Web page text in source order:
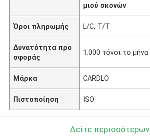
μιού σκονών
Όροι πληρωμής L/C, T/T
Δυνατότητα προ
σφοράς
1.000 τόνοι το μήνα
Μάρκα CARDLO
Πιστοποίηση ISO
Δείτε περισσότερων